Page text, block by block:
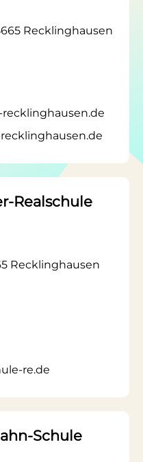
Recklinghausen
Realschule
Recklinghausen
re.de
Schule